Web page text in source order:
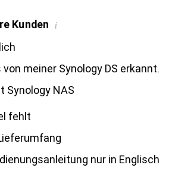
Kunden i
meiner Synology DS erkannt.
Synology NAS
fehlt
nur in Englisch